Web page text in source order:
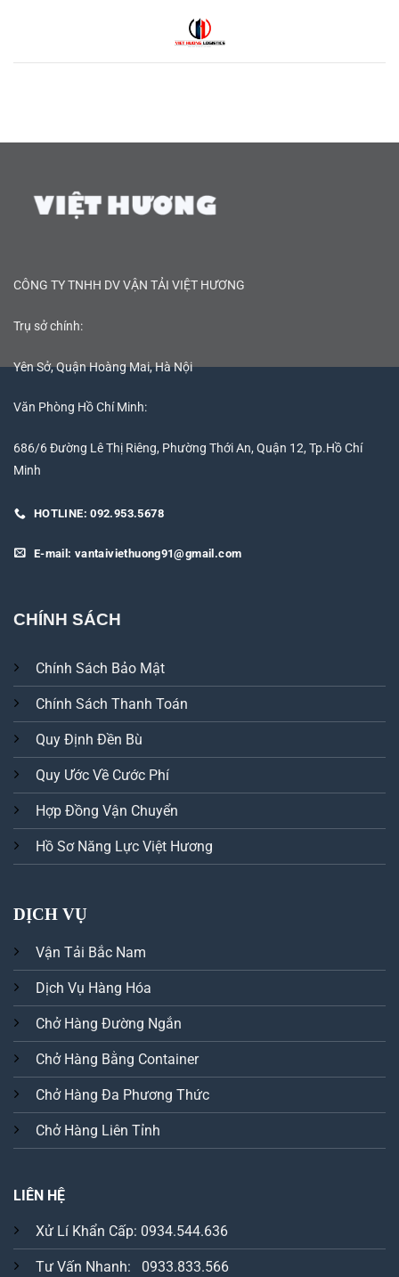
CÔNG TY TNHH DV VẬN TẢI VIỆT HƯƠNG
Trụ sở chính:
Yên Sở, Quận Hoàng Mai, Hà Nội
Văn Phòng Hồ Chí Minh:
686/6 Đường Lê Thị Riêng, Phường Thới An, Quận 12, Tp.Hồ Chí
Minh
HOTLINE: 092.953.5678
E-mail: vantaiviethuong91@gmail.com
CHÍNH SÁCH
Chính Sách Bảo Mật
Chính Sách Thanh Toán
Quy Định Đền Bù
Quy Ước Về Cước Phí
Hợp Đồng Vận Chuyển
Hồ Sơ Năng Lực Việt Hương
DỊCH VỤ
Vận Tải Bắc Nam
Dịch Vụ Hàng Hóa
Chở Hàng Đường Ngắn
Chở Hàng Bằng Container
Chở Hàng Đa Phương Thức
Chở Hàng Liên Tỉnh
LIÊN HỆ
Xử Lí Khẩn Cấp: 0934.544.636
Tư Vấn Nhanh: 0933.833.566